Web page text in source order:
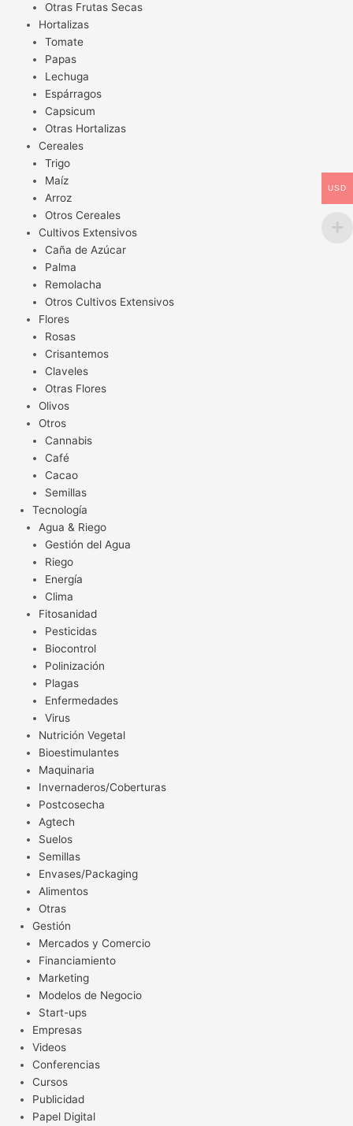
Otras Frutas Secas
Hortalizas
Tomate
Papas
Lechuga
Espárragos
Capsicum
Otras Hortalizas
Cereales
Trigo
Maíz
Arroz
Otros Cereales
Cultivos Extensivos
Caña de Azúcar
Palma
Remolacha
Otros Cultivos Extensivos
Flores
Rosas
Crisantemos
Claveles
Otras Flores
Olivos
Otros
Cannabis
Café
Cacao
Semillas
Tecnología
Agua & Riego
Gestión del Agua
Riego
Energía
Clima
Fitosanidad
Pesticidas
Biocontrol
Polinización
Plagas
Enfermedades
Virus
Nutrición Vegetal
Bioestimulantes
Maquinaria
Invernaderos/Coberturas
Postcosecha
Agtech
Suelos
Semillas
Envases/Packaging
Alimentos
Otras
Gestión
Mercados y Comercio
Financiamiento
Marketing
Modelos de Negocio
Start-ups
Empresas
Videos
Conferencias
Cursos
Publicidad
Papel Digital
USD